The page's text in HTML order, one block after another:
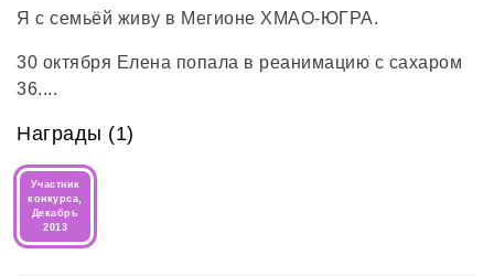
Я с семьёй живу в Мегионе ХМАО-ЮГРА.
30 октября Елена попала в реанимацию с сахаром
36....
Наверное как и у многих здесь жизнь разделилась
Пытаемся учиться жить по-новому...
Награды (1)
Участник
конкурса,
Декабрь
2013